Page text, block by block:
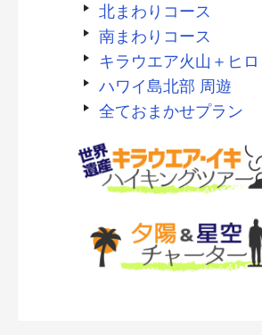
北まわりコース
南まわりコース
キラウエア火山＋ヒロ
ハワイ島北部 周遊
全ておまかせプラン